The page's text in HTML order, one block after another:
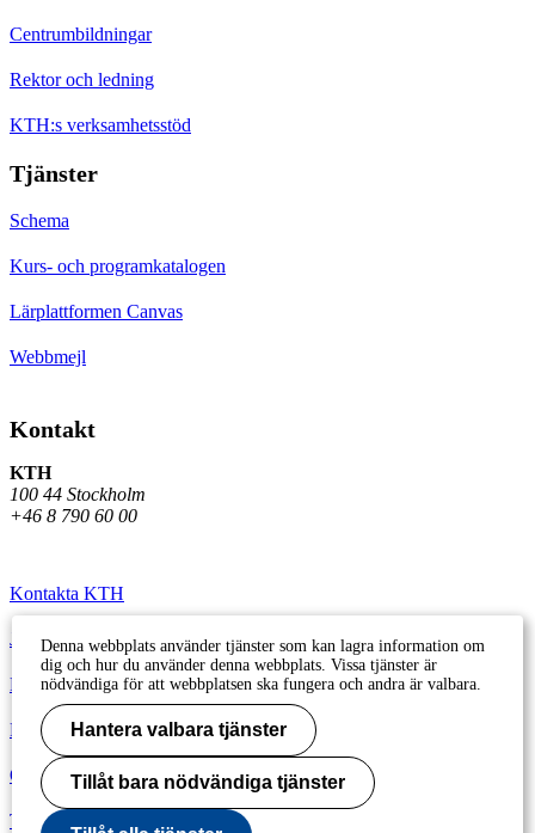
Centrumbildningar
Rektor och ledning
KTH:s verksamhetsstöd
Tjänster
Schema
Kurs- och programkatalogen
Lärplattformen Canvas
Webbmejl
Kontakt
KTH
100 44 Stockholm
+46 8 790 60 00
Kontakta KTH
Jobba på KTH
Press och media
Faktura och betalning KTH
Om KTH:s webbplatser
Tillgänglighetsredogörelse
Denna webbplats använder tjänster som kan lagra information om
dig och hur du använder denna webbplats. Vissa tjänster är
nödvändiga för att webbplatsen ska fungera och andra är valbara.
Hantera valbara tjänster
Tillåt bara nödvändiga tjänster